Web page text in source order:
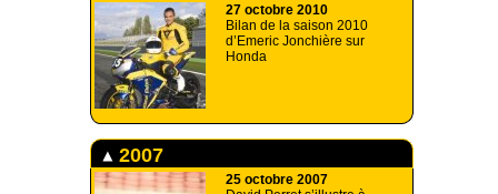
27 octobre 2010
Bilan de la saison 2010
d’Emeric Jonchière sur
Honda
2007
25 octobre 2007